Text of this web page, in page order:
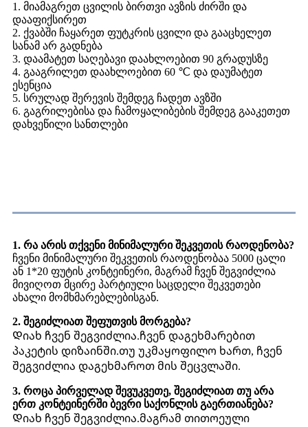
1. მიამაგრეთ ცვილის ბირთვი ავზის ძირში და
დააფიქსირეთ
2. ქვაბში ჩაყარეთ ფუტკრის ცვილი და გააცხელეთ
სანამ არ გადნება
3. დაამატეთ საღებავი დაახლოებით 90 გრადუსზე
4. გააგრილეთ დაახლოებით 60 ℃ და დაუმატეთ
ესენცია
5. სრულად შერევის შემდეგ ჩადეთ ავზში
6. გაგრილებისა და ჩამოყალიბების შემდეგ გააკეთეთ
დახვეწილი სანთლები
1. რა არის თქვენი მინიმალური შეკვეთის რაოდენობა?
ჩვენი მინიმალური შეკვეთის რაოდენობაა 5000 ცალი
ან 1*20 ფუტის კონტეინერი, მაგრამ ჩვენ შეგვიძლია
მივიღოთ მცირე პარტიული საცდელი შეკვეთები
ახალი მომხმარებლებისგან.
2. შეგიძლიათ შეფუთვის მორგება?
Დიახ ჩვენ შეგვიძლია.ჩვენ დაგეხმარებით
პაკეტის დიზაინში.თუ უკმაყოფილო ხართ, ჩვენ
შეგვიძლია დაგეხმაროთ მის შეცვლაში.
3. როცა პირველად შევუკვეთე, შეგიძლიათ თუ არა
ერთ კონტეინერში ბევრი საქონლის გაერთიანება?
Დიახ ჩვენ შეგვიძლია.მაგრამ თითოეული